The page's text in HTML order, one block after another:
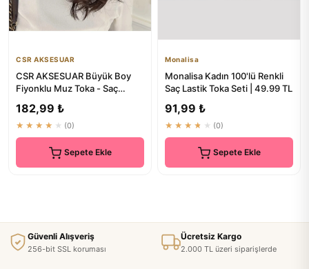
CSR AKSESUAR
CSR AKSESUAR Büyük Boy
Fiyonklu Muz Toka - Saç
182,99 ₺
★★★★★ (0)
Sepete Ekle
Monalisa
Monalisa Kadın 100'lü Renkli
Saç Lastik Toka Seti | 49.99 TL
91,99 ₺
★★★★★ (0)
Sepete Ekle
Güvenli Alışveriş
256-bit SSL koruması
Ücretsiz Kargo
2.000 TL üzeri siparişlerde